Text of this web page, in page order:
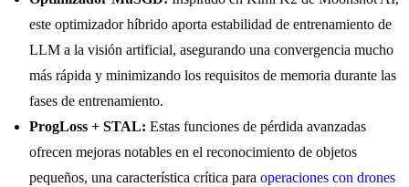
este optimizador híbrido aporta estabilidad de entrenamiento de
LLM a la visión artificial, asegurando una convergencia mucho
más rápida y minimizando los requisitos de memoria durante las
fases de entrenamiento.
ProgLoss + STAL: Estas funciones de pérdida avanzadas
ofrecen mejoras notables en el reconocimiento de objetos
pequeños, una característica crítica para operaciones con drones